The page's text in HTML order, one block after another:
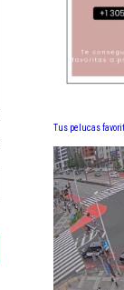
Tus pelucas